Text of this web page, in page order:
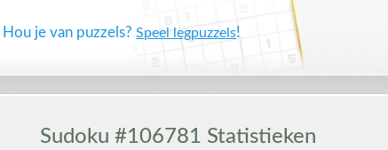
Hou je van puzzels?Speel legpuzzels!
Sudoku #106781 Statistieken